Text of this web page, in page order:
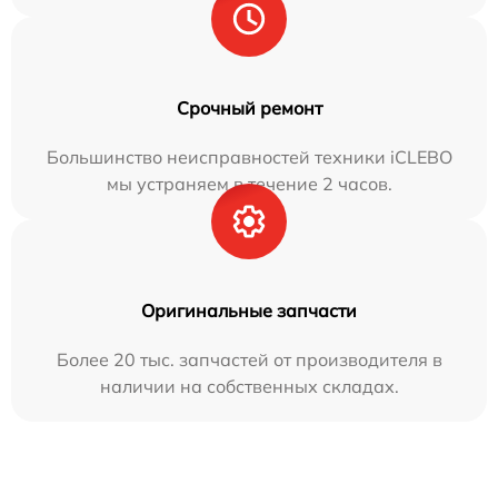
Срочный ремонт
Большинство неисправностей техники iCLEBO
мы устраняем в течение 2 часов.
Оригинальные запчасти
Более 20 тыс. запчастей от производителя в
наличии на собственных складах.